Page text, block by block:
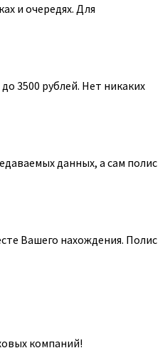
и очередях. Для
3500 рублей. Нет никаких
данных, а сам полис
Вашего нахождения. Полис
компаний!